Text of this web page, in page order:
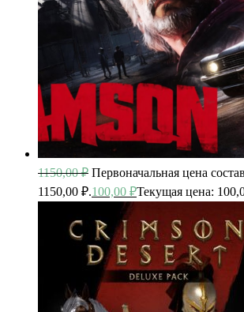
1150,00₽ Первоначальная цена
1150,00 ₽.100,00 ₽Текущая цена: